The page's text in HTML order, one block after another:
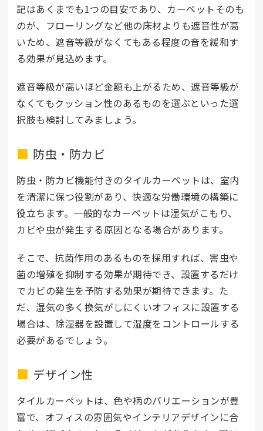
記はあくまでも1つの目安であり、カーペットそのも
のが、フローリングなど他の床材よりも遮音性が高
いため、遮音等級がなくてもある程度の音を緩和す
る効果が見込めます。
遮音等級が高いほど金額も上がるため、遮音等級が
なくてもクッション性のあるものを選ぶといった選
択肢も検討してみましょう。
防虫・防カビ
防虫・防カビ機能付きのタイルカーペットは、室内
を清潔に保つ役割があり、快適な労働環境の構築に
役立ちます。一般的なカーペットは湿気がこもり、
カビや虫が発生する原因となる場合があります。
そこで、抗菌作用のあるものを採用すれば、害虫や
菌の増殖を抑制する効果が期待でき、設置するだけ
でカビの発生を予防する効果が期待できます。た
だ、湿気の多く換気がしにくいオフィスに設置する
場合は、除湿器を設置して湿度をコントロールする
必要があるでしょう。
デザイン性
タイルカーペットは、色や柄のバリエーションが豊
富で、オフィスの雰囲気やインテリアデザインに合